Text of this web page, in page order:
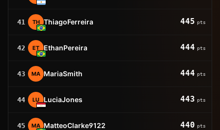
41 TH ThiagoFerreira 445 pts
42 ET EthanPereira 444 pts
43 MA MariaSmith 444 pts
44 LU LuciaJones 443 pts
45 MA MatteoClarke9122 440 pts